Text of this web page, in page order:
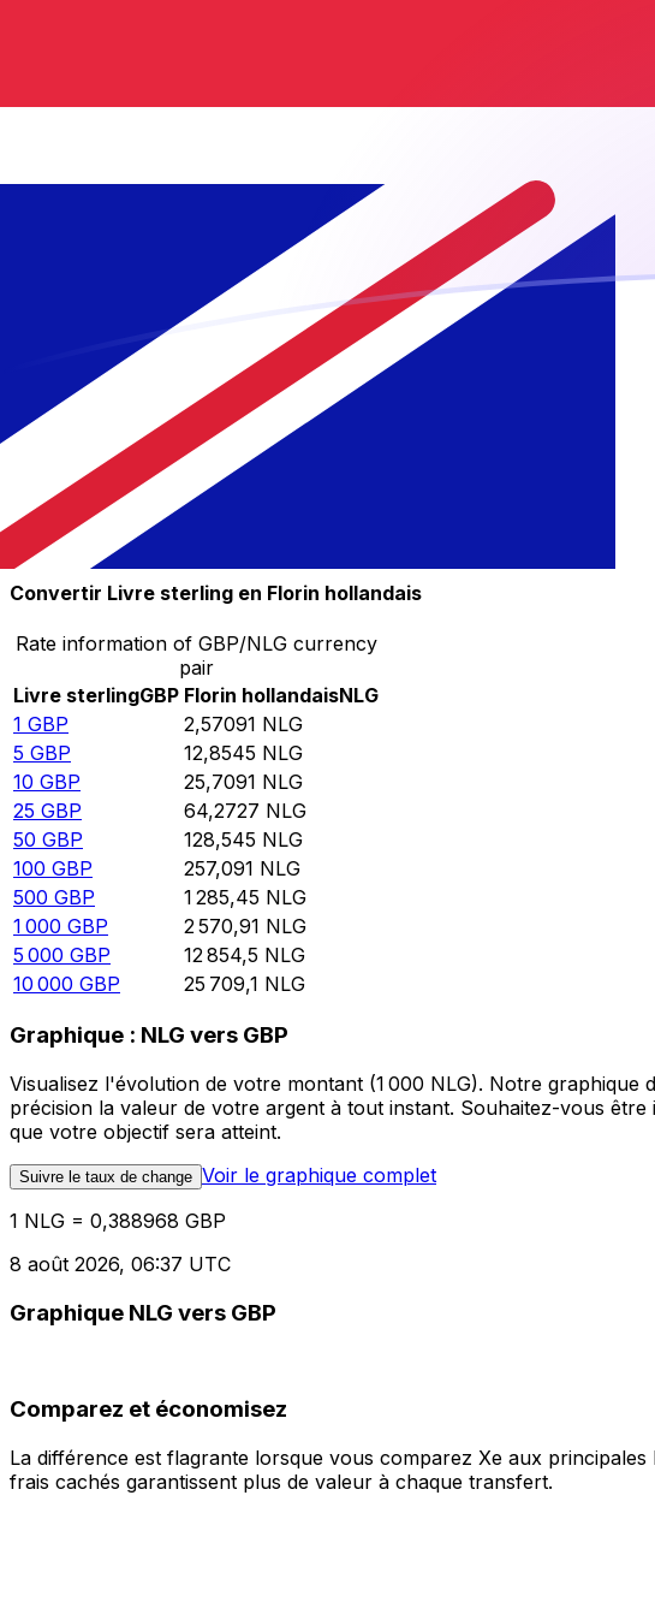
Rate information of NLG/GBP currency
Livre sterling
0,388968
GBP
3,88968 GBP
9,7242
GBP
NLG 19,4484
GBP
100
38,8968
GBP
194,484
NLG 388,968
5 000
NLG
10 000
Convertir Livre sterling en Florin hollandais
Rate information of GBP/NLG currency
pair
Livre sterlingGBP Florin hollandaisNLG
1 GBP 2,57091 NLG
5 GBP 12,8545 NLG
10 GBP 25,7091 NLG
25 GBP 64,2727 NLG
50 GBP 128,545 NLG
100 GBP 257,091 NLG
500 GBP 1 285,45 NLG
1 000 GBP 2 570,91 NLG
5 000 GBP 12 854,5 NLG
10 000 GBP 25 709,1 NLG
Graphique : NLG vers GBP
Visualisez l'évolution de votre montant (1 000 NLG). Notre graphique
précision la valeur de votre argent à tout instant. Souhaitez-vous
que votre objectif sera atteint.
Suivre le taux de change Voir le graphique complet
1 NLG = 0,388968 GBP
8 août 2026, 06:37 UTC
Graphique NLG vers GBP
Comparez et économisez
La différence est flagrante lorsque vous comparez Xe aux
frais cachés garantissent plus de valeur à chaque transfert.